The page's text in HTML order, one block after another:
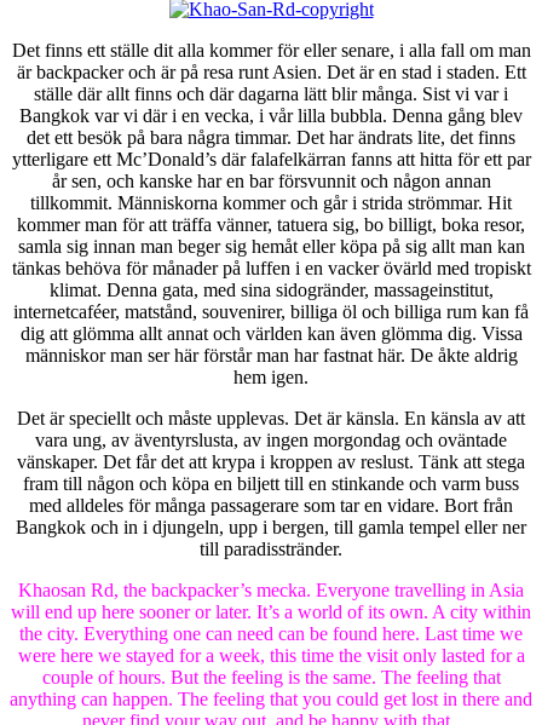
Det finns ett ställe dit alla kommer för eller senare, i alla fall om man
är backpacker och är på resa runt Asien. Det är en stad i staden. Ett
ställe där allt finns och där dagarna lätt blir många. Sist vi var i
Bangkok var vi där i en vecka, i vår lilla bubbla. Denna gång blev
det ett besök på bara några timmar. Det har ändrats lite, det finns
ytterligare ett Mc’Donald’s där falafelkärran fanns att hitta för ett par
år sen, och kanske har en bar försvunnit och någon annan
tillkommit. Människorna kommer och går i strida strömmar. Hit
kommer man för att träffa vänner, tatuera sig, bo billigt, boka resor,
samla sig innan man beger sig hemåt eller köpa på sig allt man kan
tänkas behöva för månader på luffen i en vacker övärld med tropiskt
klimat. Denna gata, med sina sidogränder, massageinstitut,
internetcaféer, matstånd, souvenirer, billiga öl och billiga rum kan få
dig att glömma allt annat och världen kan även glömma dig. Vissa
människor man ser här förstår man har fastnat här. De åkte aldrig
hem igen.
Det är speciellt och måste upplevas. Det är känsla. En känsla av att
vara ung, av äventyrslusta, av ingen morgondag och oväntade
vänskaper. Det får det att krypa i kroppen av reslust. Tänk att stega
fram till någon och köpa en biljett till en stinkande och varm buss
med alldeles för många passagerare som tar en vidare. Bort från
Bangkok och in i djungeln, upp i bergen, till gamla tempel eller ner
till paradisstränder.
Khaosan Rd, the backpacker’s mecka. Everyone travelling in Asia
will end up here sooner or later. It’s a world of its own. A city within
the city. Everything one can need can be found here. Last time we
were here we stayed for a week, this time the visit only lasted for a
couple of hours. But the feeling is the same. The feeling that
anything can happen. The feeling that you could get lost in there and
never find your way out, and be happy with that.